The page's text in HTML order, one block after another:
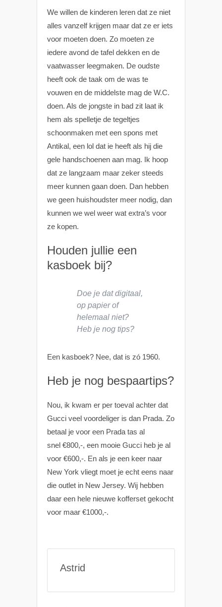
We willen de kinderen leren dat ze niet
alles vanzelf krijgen maar dat ze er iets
voor moeten doen. Zo moeten ze
iedere avond de tafel dekken en de
vaatwasser leegmaken. De oudste
heeft ook de taak om de was te
vouwen en de middelste mag de W.C.
doen. Als de jongste in bad zit laat ik
hem als spelletje de tegeltjes
schoonmaken met een spons met
Antikal, een lol dat ie heeft als hij die
gele handschoenen aan mag. Ik hoop
dat ze langzaam maar zeker steeds
meer kunnen gaan doen. Dan hebben
we geen huishoudster meer nodig, dan
kunnen we wel weer wat extra’s voor
ze kopen.
Houden jullie een
kasboek bij?
Doe je dat digitaal,
op papier of
helemaal niet?
Heb je nog tips?
Een kasboek? Nee, dat is zó 1960.
Heb je nog bespaartips?
Nou, ik kwam er per toeval achter dat
Gucci veel voordeliger is dan Prada. Zo
betaal je voor een Prada tas al
snel €800,-, een mooie Gucci heb je al
voor €600,-. En als je een keer naar
New York vliegt moet je echt eens naar
die outlet in New Jersey. Wij hebben
daar een hele nieuwe kofferset gekocht
voor maar €1000,-.
Astrid